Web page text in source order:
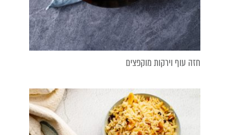
חזה עוף וירקות מוקפצים